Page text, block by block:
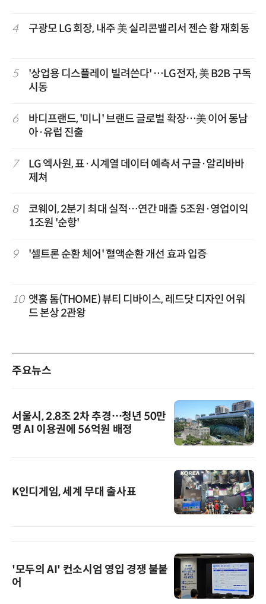
4 구광모 LG 회장, 내주 美 실리콘밸리서 젠슨 황 재회동
5
'상업용 디스플레이 빌려쓴다' …LG전자, 美 B2B 구독
시동
6
바디프랜드, '미니' 브랜드 글로벌 확장…美 이어 동남
아·유럽 진출
7
LG 엑사원, 표·시계열 데이터 예측서 구글·알리바바
제쳐
8
코웨이, 2분기 최대 실적…연간 매출 5조원·영업이익
1조원 '순항'
9 '셀트론 순환 체어' 혈액순환 개선 효과 입증
10 앳홈 톰(THOME) 뷰티 디바이스, 레드닷 디자인 어워
드 본상 2관왕
주요뉴스
서울시, 2.8조 2차 추경…청년 50만
명 AI 이용권에 56억원 배정
K인디게임, 세계 무대 출사표
'모두의 AI' 컨소시엄 영입 경쟁 불붙
어